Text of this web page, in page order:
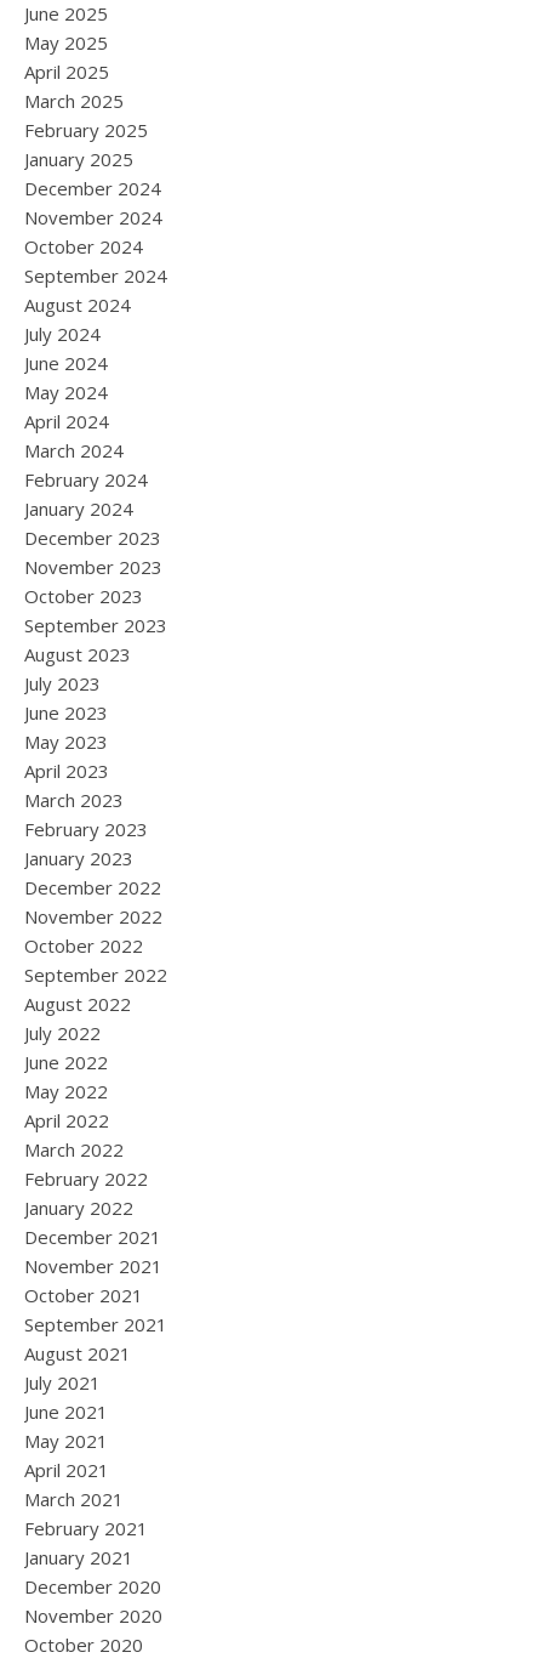
June 2025
May 2025
April 2025
March 2025
February 2025
January 2025
December 2024
November 2024
October 2024
September 2024
August 2024
July 2024
June 2024
May 2024
April 2024
March 2024
February 2024
January 2024
December 2023
November 2023
October 2023
September 2023
August 2023
July 2023
June 2023
May 2023
April 2023
March 2023
February 2023
January 2023
December 2022
November 2022
October 2022
September 2022
August 2022
July 2022
June 2022
May 2022
April 2022
March 2022
February 2022
January 2022
December 2021
November 2021
October 2021
September 2021
August 2021
July 2021
June 2021
May 2021
April 2021
March 2021
February 2021
January 2021
December 2020
November 2020
October 2020